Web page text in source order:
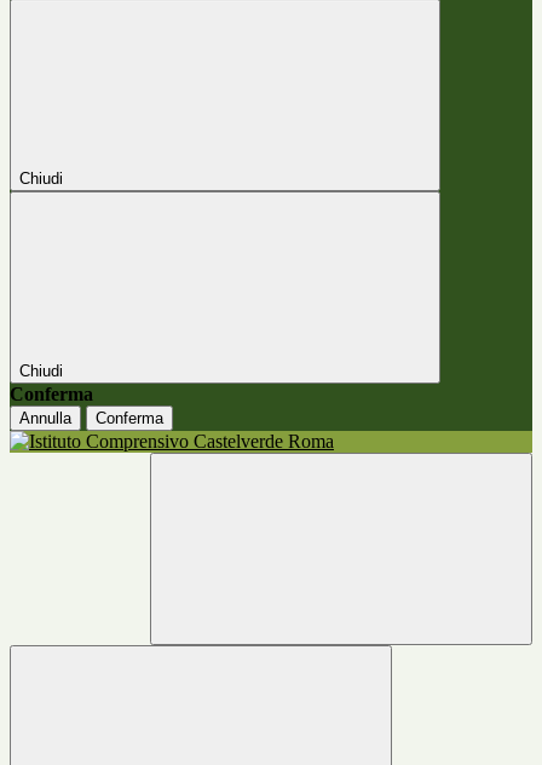
Chiudi
Chiudi
Conferma
Annulla Conferma